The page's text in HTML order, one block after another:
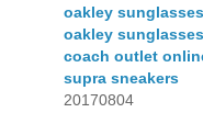
oakley sunglasses
oakley sunglasses
coach outlet
supra sneakers
20170804